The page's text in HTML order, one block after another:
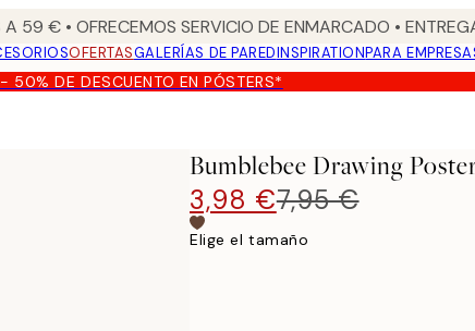
59 € • OFRECEMOS SERVICIO DE ENMARCADO •
OFERTASGALERÍAS DE PAREDINSPIRATIONPARA
50% DE DESCUENTO EN PÓSTERS*
Bumblebee Drawing
3,98 €7,95 €
Elige el tamaño